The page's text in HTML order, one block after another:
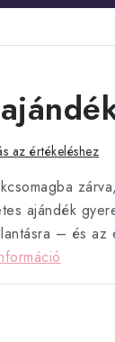
az értékeléshez
ajándék
– és az